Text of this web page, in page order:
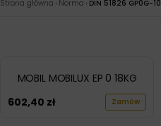
Strona główna › Norma › DIN 51826 GP0G-10
MOBIL MOBILUX EP 0 18KG
602,40 zł Zamów